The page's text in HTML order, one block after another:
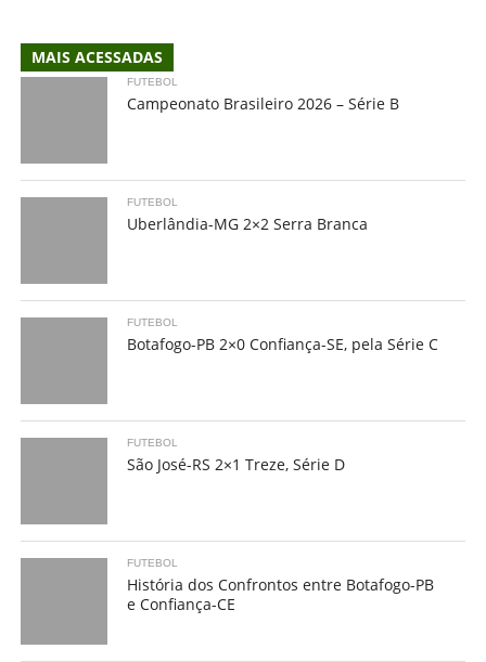
MAIS ACESSADAS
FUTEBOL
Campeonato Brasileiro 2026 – Série B
FUTEBOL
Uberlândia-MG 2×2 Serra Branca
FUTEBOL
Botafogo-PB 2×0 Confiança-SE, pela Série C
FUTEBOL
São José-RS 2×1 Treze, Série D
FUTEBOL
História dos Confrontos entre Botafogo-PB
e Confiança-CE